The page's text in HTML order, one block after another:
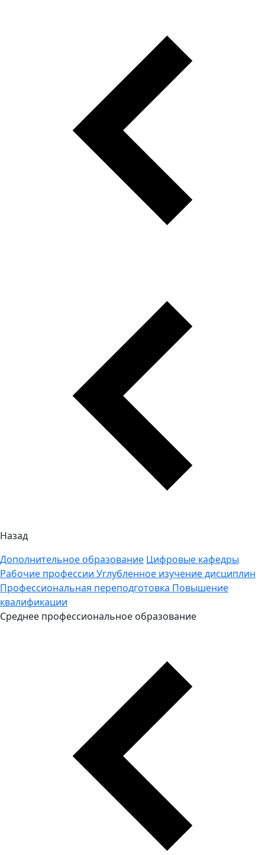
Назад
Дополнительное образование Цифровые кафедры
Рабочие профессии Углубленное изучение дисциплин
Профессиональная переподготовка Повышение
квалификации
Среднее профессиональное образование